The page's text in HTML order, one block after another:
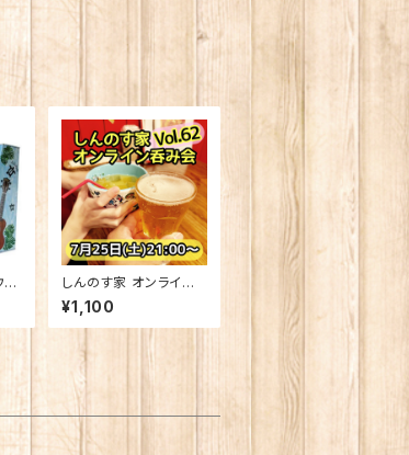
ク
しんのす家 オンライン
呑み会 Vol.62 2026
年7月25日(土) 21:0
0〜
¥1,100